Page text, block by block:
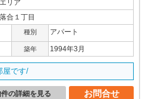
リア
合１丁目
種別 アパート
築年 1994年3月
屋です/
お問合せ
の詳細を見る